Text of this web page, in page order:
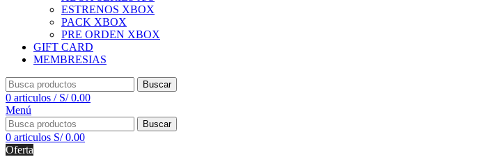
ESTRENOS XBOX
PACK XBOX
PRE ORDEN XBOX
GIFT CARD
MEMBRESIAS
Buscar
0 articulos / S/0.00
Menú
Buscar
0 articulos S/0.00
Oferta